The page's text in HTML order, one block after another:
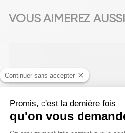
VOUS AIMEREZ AUSSI